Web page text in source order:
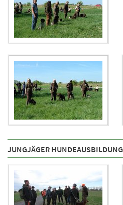
JUNGJÄGER HUNDEAUSBILDUNG